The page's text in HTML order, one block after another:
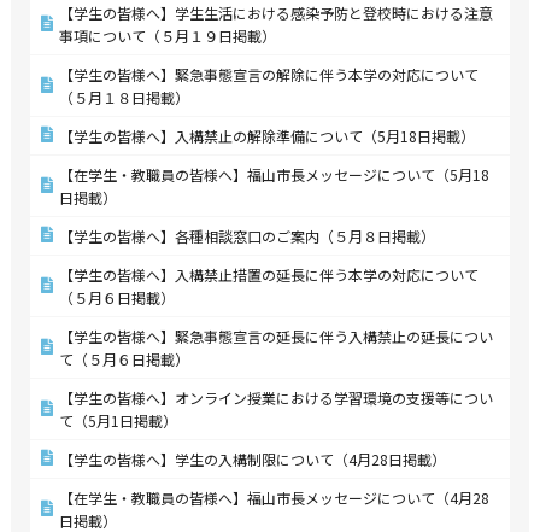
【学生の皆様へ】学生生活における感染予防と登校時における注意
事項について（５月１９日掲載）
【学生の皆様へ】緊急事態宣言の解除に伴う本学の対応について
（５月１８日掲載）
【学生の皆様へ】入構禁止の解除準備について（5月18日掲載）
【在学生・教職員の皆様へ】福山市長メッセージについて（5月18
日掲載）
【学生の皆様へ】各種相談窓口のご案内（５月８日掲載）
【学生の皆様へ】入構禁止措置の延長に伴う本学の対応について
（５月６日掲載）
【学生の皆様へ】緊急事態宣言の延長に伴う入構禁止の延長につい
て（５月６日掲載）
【学生の皆様へ】オンライン授業における学習環境の支援等につい
て（5月1日掲載）
【学生の皆様へ】学生の入構制限について（4月28日掲載）
【在学生・教職員の皆様へ】福山市長メッセージについて（4月28
日掲載）